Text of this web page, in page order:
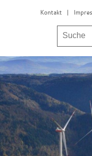
Kontakt |
Leben in
Freizeit &